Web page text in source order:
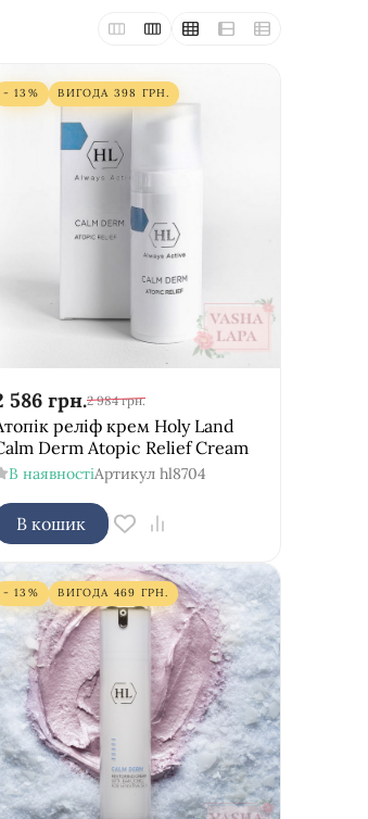
- 13% ВИГОДА 398 ГРН.
586 грн.2 984 грн.
реліф крем Holy Land
Derm Atopic Relief Cream
В наявностіАртикул hl8704
В кошик
- 13% ВИГОДА 469 ГРН.